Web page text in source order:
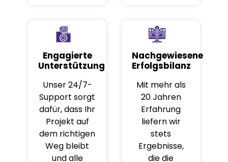
Engagierte
Unterstützung
Unser 24/7-
Support sorgt
dafür, dass Ihr
Projekt auf
dem richtigen
Weg bleibt
und alle
Nachgewiesene
Erfolgsbilanz
Mit mehr als
20 Jahren
Erfahrung
liefern wir
stets
Ergebnisse,
die die